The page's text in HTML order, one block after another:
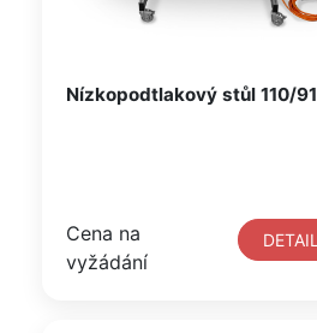
Nízkopodtlakový stůl 110/91
Cena na
vyžádání
DETAIL